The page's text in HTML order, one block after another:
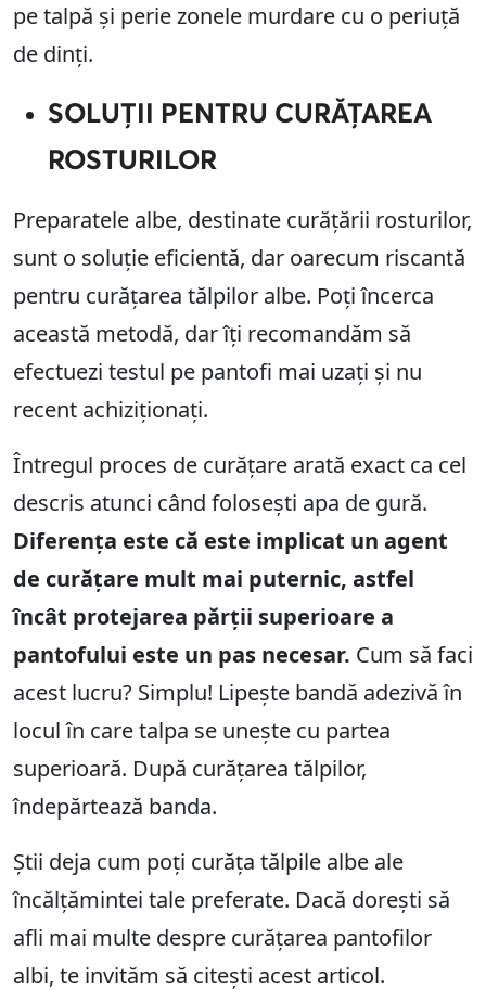
pe talpă și perie zonele murdare cu o periuță
de dinți.
SOLUȚII PENTRU CURĂȚAREA
ROSTURILOR
Preparatele albe, destinate curățării rosturilor,
sunt o soluție eficientă, dar oarecum riscantă
pentru curățarea tălpilor albe. Poți încerca
această metodă, dar îți recomandăm să
efectuezi testul pe pantofi mai uzați și nu
recent achiziționați.
Întregul proces de curățare arată exact ca cel
descris atunci când folosești apa de gură.
Diferența este că este implicat un agent
de curățare mult mai puternic, astfel
încât protejarea părții superioare a
pantofului este un pas necesar. Cum să faci
acest lucru? Simplu! Lipește bandă adezivă în
locul în care talpa se unește cu partea
superioară. După curățarea tălpilor,
îndepărtează banda.
Știi deja cum poți curăța tălpile albe ale
încălțămintei tale preferate. Dacă dorești să
afli mai multe despre curățarea pantofilor
albi, te invităm să citești acest articol.